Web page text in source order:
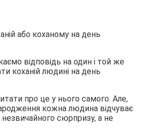
відповідь на один і той же
коханій людині на день
про це у нього самого. Але,
кожна людина відчуває
сюрпризу, а не